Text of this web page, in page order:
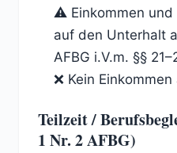
⚠️ Einkommen und
auf den Unterhalt
AFBG i.V.m. §§
❌ Kein
Teilzeit /
1 Nr. 2 AFBG)